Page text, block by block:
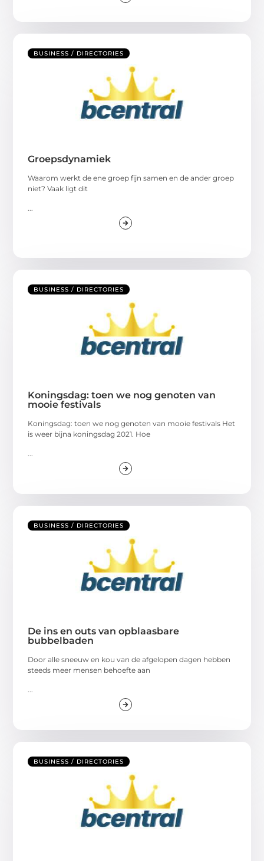
BUSINESS / DIRECTORIES
Groepsdynamiek
Waarom werkt de ene groep fijn samen en de ander groep
niet? Vaak ligt dit
BUSINESS / DIRECTORIES
Koningsdag: toen we nog genoten van
mooie festivals
Koningsdag: toen we nog genoten van mooie festivals Het
is weer bijna koningsdag 2021. Hoe
BUSINESS / DIRECTORIES
De ins en outs van opblaasbare
bubbelbaden
Door alle sneeuw en kou van de afgelopen dagen hebben
steeds meer mensen behoefte aan
BUSINESS / DIRECTORIES